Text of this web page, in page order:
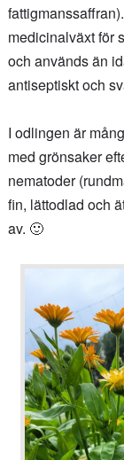
medicinalväxt för
och används än
antiseptiskt och
I odlingen är
med grönsaker
nematoder
fin, lättodlad och
av. 🙂